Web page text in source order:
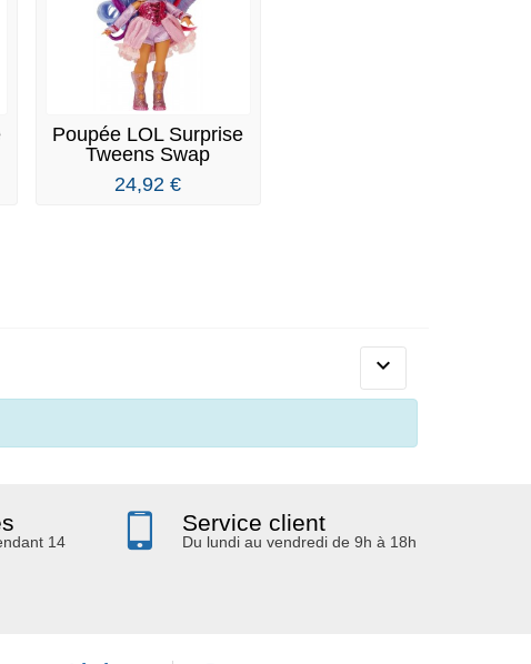
Poupée LOL Surprise
Tweens Swap
Fashion...
24,92 €

14
Service client
Du lundi au vendredi de 9h à 18h